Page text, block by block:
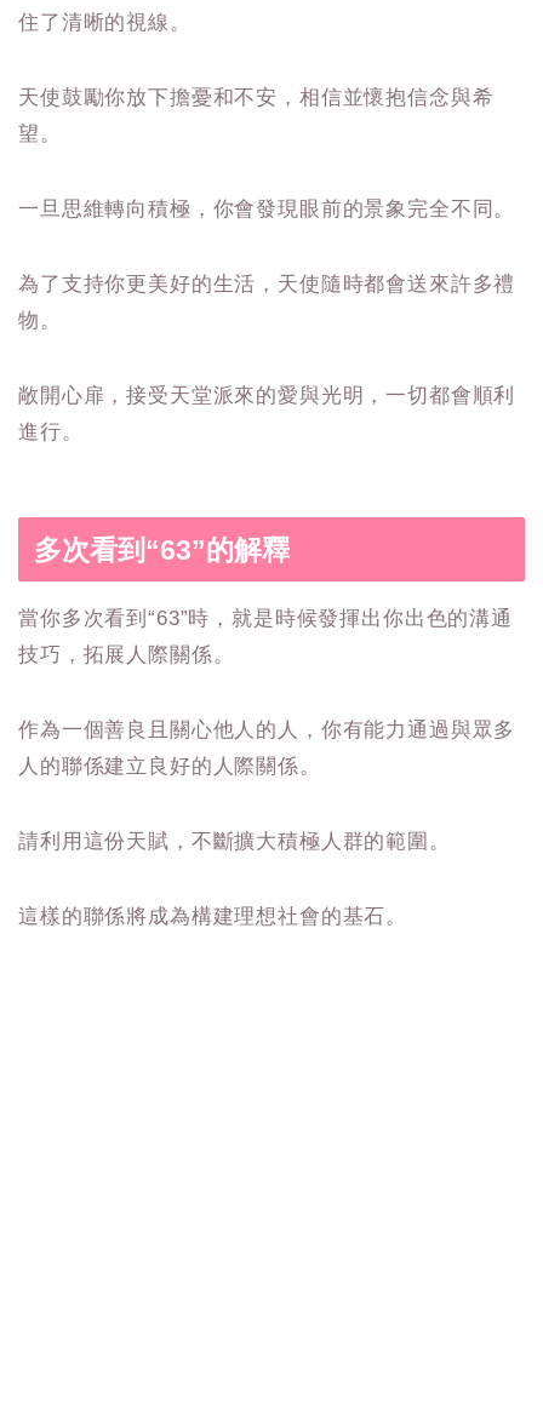
住了清晰的視線。
天使鼓勵你放下擔憂和不安，相信並懷抱信念與希
望。
一旦思維轉向積極，你會發現眼前的景象完全不同。
為了支持你更美好的生活，天使隨時都會送來許多禮
物。
敞開心扉，接受天堂派來的愛與光明，一切都會順利
進行。
多次看到“63”的解釋
當你多次看到“63”時，就是時候發揮出你出色的溝通
技巧，拓展人際關係。
作為一個善良且關心他人的人，你有能力通過與眾多
人的聯係建立良好的人際關係。
請利用這份天賦，不斷擴大積極人群的範圍。
這樣的聯係將成為構建理想社會的基石。